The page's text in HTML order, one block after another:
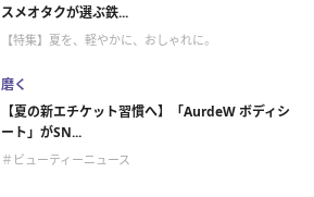
スメオタクが選ぶ鉄...
【特集】夏を、軽やかに、おしゃれに。
磨く
【夏の新エチケット習慣へ】「AurdeW ボディシ
ート」がSN...
＃ビューティーニュース